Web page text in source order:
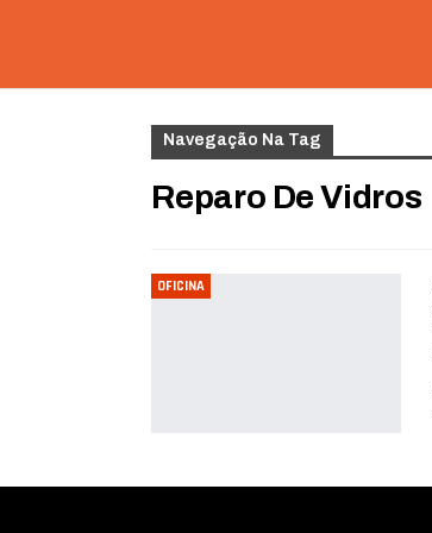
Navegação Na Tag
Reparo De Vidros
OFICINA